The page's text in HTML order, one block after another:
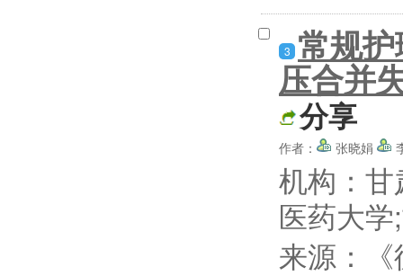
3 常规
压合并
分享
作者： 张晓娟
机构：
医药大
来源：